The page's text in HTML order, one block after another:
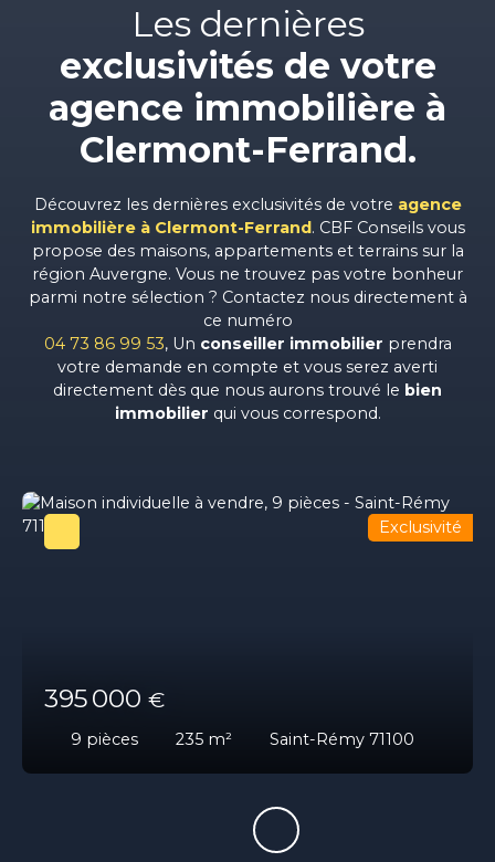
Les dernières
exclusivités de votre
agence immobilière à
Clermont-Ferrand.
Découvrez les dernières exclusivités de votre agence
immobilière à Clermont-Ferrand. CBF Conseils vous
propose des maisons, appartements et terrains sur la
région Auvergne. Vous ne trouvez pas votre bonheur
parmi notre sélection ? Contactez nous directement à
ce numéro
04 73 86 99 53, Un conseiller immobilier prendra
votre demande en compte et vous serez averti
directement dès que nous aurons trouvé le bien
immobilier qui vous correspond.
395 000 €
9 pièces 235 m² Saint-Rémy 71100
Exclusivité